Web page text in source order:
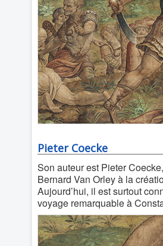
Pieter Coecke
Son auteur est Pieter
Bernard Van Orley à la
Aujourd’hui, il est surtout
voyage remarquable à